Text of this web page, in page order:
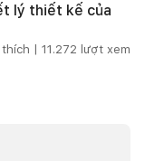
lý thiết kế của
| 11.272 lượt xem